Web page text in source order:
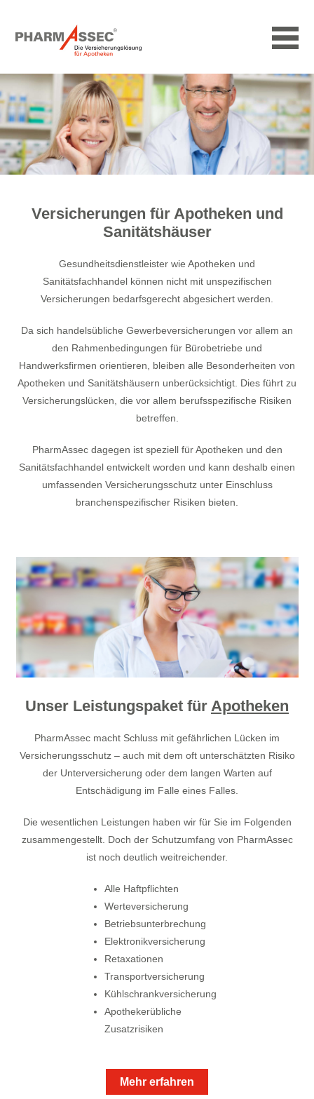
Versicherungen für Apotheken und
Sanitätshäuser
Gesundheitsdienstleister wie Apotheken und
Sanitätsfachhandel können nicht mit unspezifischen
Versicherungen bedarfsgerecht abgesichert werden.
Da sich handelsübliche Gewerbeversicherungen vor allem an
den Rahmenbedingungen für Bürobetriebe und
Handwerksfirmen orientieren, bleiben alle Besonderheiten von
Apotheken und Sanitätshäusern unberücksichtigt. Dies führt zu
Versicherungslücken, die vor allem berufsspezifische Risiken
betreffen.
PharmAssec dagegen ist speziell für Apotheken und den
Sanitätsfachhandel entwickelt worden und kann deshalb einen
umfassenden Versicherungsschutz unter Einschluss
branchenspezifischer Risiken bieten.
Unser Leistungspaket für Apotheken
PharmAssec macht Schluss mit gefährlichen Lücken im
Versicherungsschutz – auch mit dem oft unterschätzten Risiko
der Unterversicherung oder dem langen Warten auf
Entschädigung im Falle eines Falles.
Die wesentlichen Leistungen haben wir für Sie im Folgenden
zusammengestellt. Doch der Schutzumfang von PharmAssec
ist noch deutlich weitreichender.
Alle Haftpflichten
Werteversicherung
Betriebsunterbrechung
Elektronikversicherung
Retaxationen
Transportversicherung
Kühlschrankversicherung
Apothekerübliche
Zusatzrisiken
Mehr erfahren